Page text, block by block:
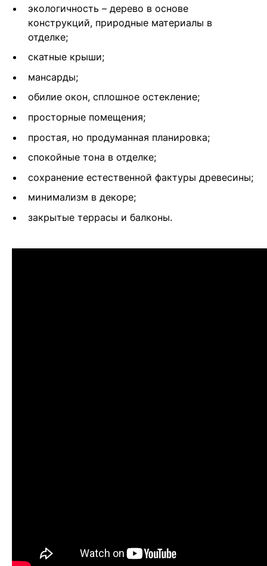
экологичность – дерево в основе
конструкций, природные материалы в
отделке;
скатные крыши;
мансарды;
обилие окон, сплошное остекление;
просторные помещения;
простая, но продуманная планировка;
спокойные тона в отделке;
сохранение естественной фактуры древесины;
минимализм в декоре;
закрытые террасы и балконы.